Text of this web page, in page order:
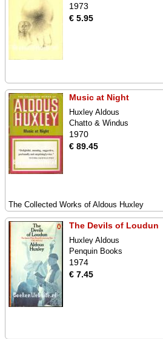
1973
€ 5.95
Music at Night
Huxley Aldous
Chatto & Windus
1970
€ 89.45
The Collected Works of Aldous Huxley
The Devils of Loudun
Huxley Aldous
Penquin Books
1974
€ 7.45